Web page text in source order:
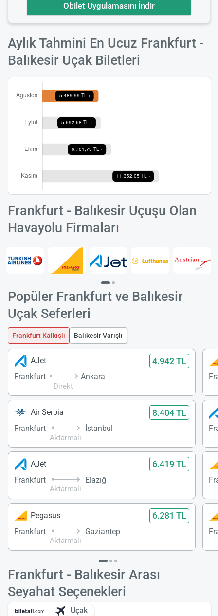
Obilet Uygulamasını İndir
Aylık Tahmini En Ucuz Frankfurt -
Balıkesir Uçak Biletleri
Frankfurt - Balıkesir Uçuşu Olan
Havayolu Firmaları
Popüler Frankfurt ve Balıkesir
Uçak Seferleri
Frankfurt Kalkışlı Balıkesir Varışlı
AJet 4.942 TL
Frankfurt
Direkt
Ankara
Air Serbia 8.404 TL
Frankfurt
Aktarmalı
İstanbul
AJet 6.419 TL
Frankfurt
Aktarmalı
Elazığ
Pegasus 6.281 TL
Frankfurt
Aktarmalı
Gaziantep
Frankfurt - Balıkesir Arası
Seyahat Seçenekleri
Uçak